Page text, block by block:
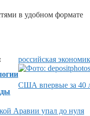
в удобном формате
российская
США впервые за 40
Аравии упал до нуля